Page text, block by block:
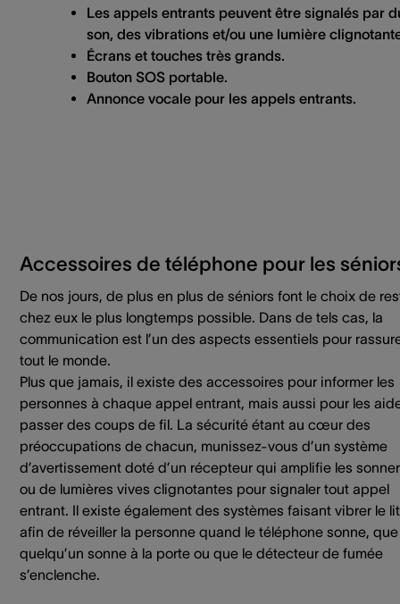
Les appels entrants peuvent être signalés par
son, des vibrations et/ou une lumière
Écrans et touches très grands.
Bouton SOS portable.
Annonce vocale pour les appels entrants.
Accessoires de téléphone pour les
De nos jours, de plus en plus de séniors font le choix de
chez eux le plus longtemps possible. Dans de tels cas, la
communication est l’un des aspects essentiels pour
tout le monde.
Plus que jamais, il existe des accessoires pour informer les
personnes à chaque appel entrant, mais aussi pour les
passer des coups de fil. La sécurité étant au cœur des
préoccupations de chacun, munissez-vous d’un système
d’avertissement doté d’un récepteur qui amplifie les
ou de lumières vives clignotantes pour signaler tout appel
entrant. Il existe également des systèmes faisant vibrer le lit
afin de réveiller la personne quand le téléphone sonne, que
quelqu’un sonne à la porte ou que le détecteur de fumée
s’enclenche.